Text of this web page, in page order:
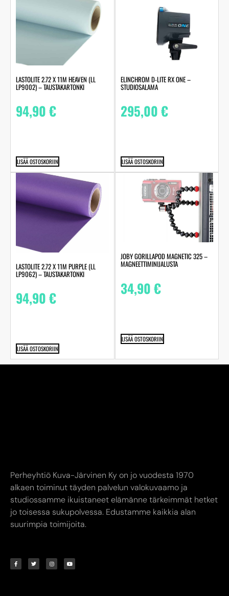
LASTOLITE 2.72 X 11M HEAVEN (LL
LP9002) – TAUSTAKARTONKI
94,90€
LISÄÄ OSTOSKORIIN
ELINCHROM D-LITE RX ONE –
STUDIOSALAMA
295,00€
LISÄÄ OSTOSKORIIN
LASTOLITE 2.72 X 11M PURPLE (LL
LP9062) – TAUSTAKARTONKI
94,90€
LISÄÄ OSTOSKORIIN
JOBY GORILLAPOD MAGNETIC 325 –
MAGNEETTIMINIJALUSTA
34,90€
LISÄÄ OSTOSKORIIN
Perheyhtiö Kuva-Järvinen Ky on jo vuodesta 1970
alkaen toiminut täyden palvelun valokuvaamo ja
studiossamme ikuistaneet elämänne tärkeimmät hetket
jo toisessa sukupolvessa. Edustamme kaikkia alan
suurimpia toimijoita.